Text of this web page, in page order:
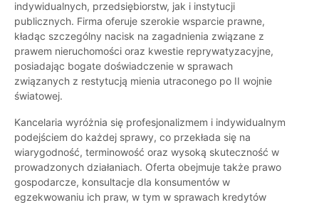
indywidualnych, przedsiębiorstw, jak i instytucji
publicznych. Firma oferuje szerokie wsparcie prawne,
kładąc szczególny nacisk na zagadnienia związane z
prawem nieruchomości oraz kwestie reprywatyzacyjne,
posiadając bogate doświadczenie w sprawach
związanych z restytucją mienia utraconego po II wojnie
światowej.
Kancelaria wyróżnia się profesjonalizmem i indywidualnym
podejściem do każdej sprawy, co przekłada się na
wiarygodność, terminowość oraz wysoką skuteczność w
prowadzonych działaniach. Oferta obejmuje także prawo
gospodarcze, konsultacje dla konsumentów w
egzekwowaniu ich praw, w tym w sprawach kredytów